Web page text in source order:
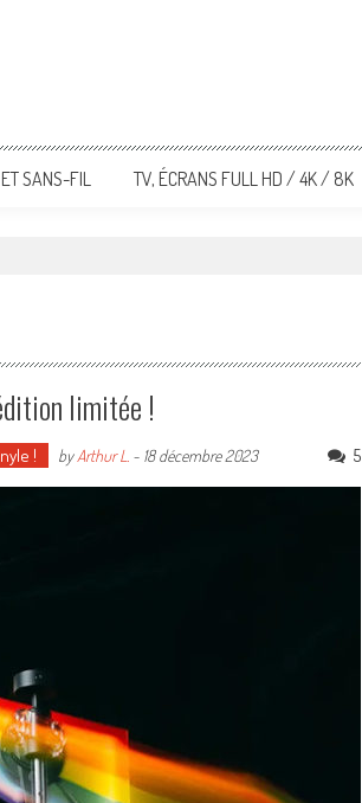
SANS-FIL TV, ÉCRANS FULL HD / 4K / 8K
limitée !
! byArthur L. - 18 décembre 2023 5